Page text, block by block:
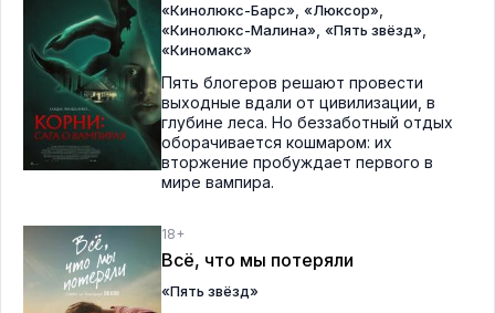
«Кинолюкс-Барс» «Люксор»
«Кинолюкс-Малина» «Пять звёзд»
«Киномакс»
Пять блогеров решают провести
выходные вдали от цивилизации, в
глубине леса. Но беззаботный отдых
оборачивается кошмаром: их
вторжение пробуждает первого в
мире вампира.
18+
Всё, что мы потеряли
«Пять звёзд»